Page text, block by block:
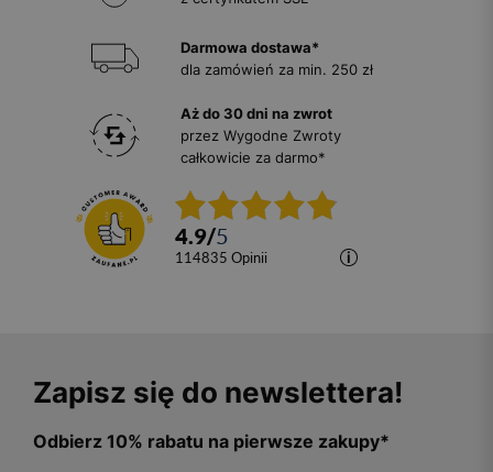
Darmowa dostawa*
dla zamówień za min. 250 zł
Aż do 30 dni na zwrot
przez Wygodne Zwroty
całkowicie za darmo*
4.9/5
114835 opinii
Zapisz się do newslettera!
Odbierz 10% rabatu na pierwsze zakupy*